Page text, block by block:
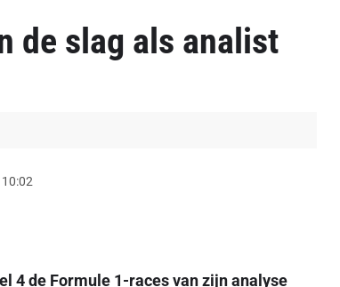
de slag als analist
4 de Formule 1-races van zijn analyse